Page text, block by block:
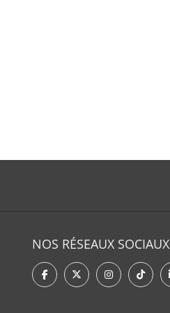
NOS RÉSEAUX SOCIAUX